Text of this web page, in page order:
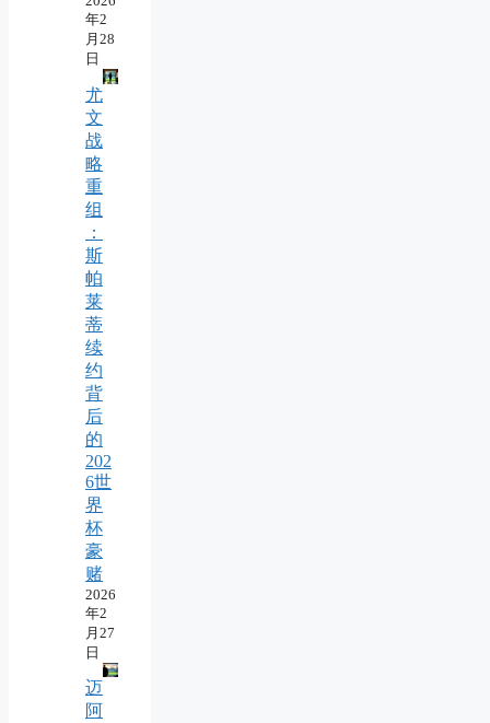
年2
月28
日
尤
文
战
略
重
组
：
斯
帕
莱
蒂
续
约
背
后
的
202
6世
界
杯
豪
赌
2026
年2
月27
日
迈
阿